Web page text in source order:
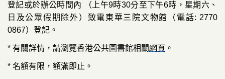
登記或於辦公時間內
（上午9時30分至下午6時，星期六、
日及公眾假期除外）致電東華三院文物館
（ 電話: 2770
0867） 登記。
* 有關詳情，請瀏覽香港公共圖書館相關網頁 。
* 名額有限，額滿即止。